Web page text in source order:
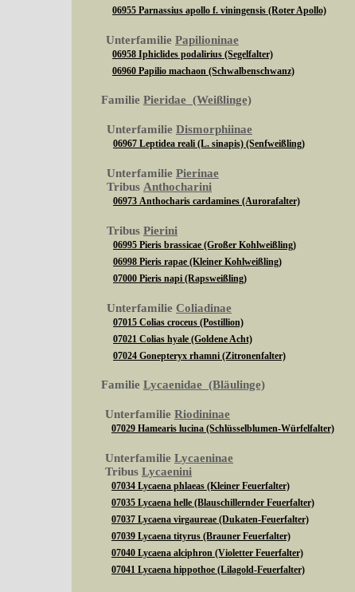
06955 Parnassius apollo f. viningensis (Roter Apollo)
Unterfamilie Papilioninae
06958 Iphiclides podalirius (Segelfalter)
06960 Papilio machaon (Schwalbenschwanz)
Familie Pieridae (Weißlinge)
Unterfamilie Dismorphiinae
06967 Leptidea reali (L. sinapis) (Senfweißling)
Unterfamilie Pierinae
Tribus Anthocharini
06973 Anthocharis cardamines (Aurorafalter)
Tribus Pierini
06995 Pieris brassicae (Großer Kohlweißling)
06998 Pieris rapae (Kleiner Kohlweißling)
07000 Pieris napi (Rapsweißling)
Unterfamilie Coliadinae
07015 Colias croceus (Postillion)
07021 Colias hyale (Goldene Acht)
07024 Gonepteryx rhamni (Zitronenfalter)
Familie Lycaenidae (Bläulinge)
Unterfamilie Riodininae
07029 Hamearis lucina (Schlüsselblumen-Würfelfalter)
Unterfamilie Lycaeninae
Tribus Lycaenini
07034 Lycaena phlaeas (Kleiner Feuerfalter)
07035 Lycaena helle (Blauschillernder Feuerfalter)
07037 Lycaena virgaureae (Dukaten-Feuerfalter)
07039 Lycaena tityrus (Brauner Feuerfalter)
07040 Lycaena alciphron (Violetter Feuerfalter)
07041 Lycaena hippothoe (Lilagold-Feuerfalter)